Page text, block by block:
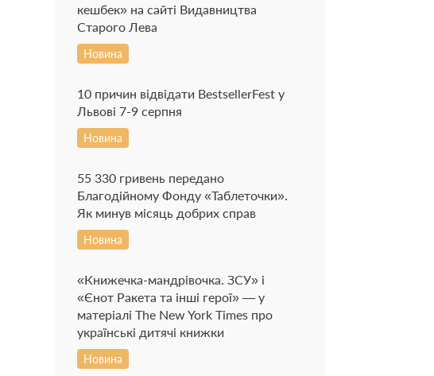
кешбек» на сайті Видавництва
Старого Лева
Новина
10 причин відвідати BestsellerFest у
Львові 7-9 серпня
Новина
55 330 гривень передано
Благодійному Фонду «Таблеточки».
Як минув місяць добрих справ
Новина
«Книжечка-мандрівочка. ЗСУ» і
«Єнот Ракета та інші герої» — у
матеріалі The New York Times про
українські дитячі книжки
Новина